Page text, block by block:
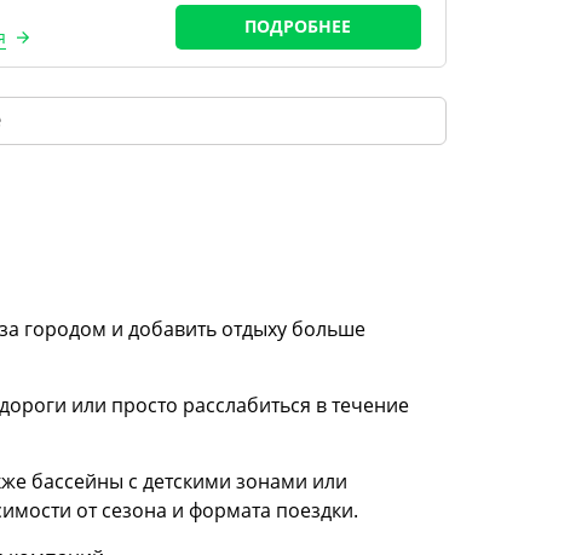
ПОДРОБНЕЕ
городом и добавить отдыху больше
или просто расслабиться в течение
бассейны с детскими зонами или
от сезона и формата поездки.